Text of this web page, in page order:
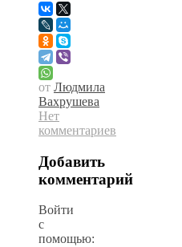
от Людмила
Вахрушева
Нет
комментариев
Добавить
комментарий
Войти
с
помощью: